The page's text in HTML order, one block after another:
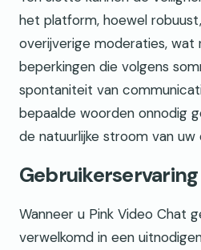
het platform, hoewel
overijverige moderaties, wat
beperkingen die volgens
spontaniteit van
bepaalde woorden onnodig
de natuurlijke stroom van
Gebruikerservaring
Wanneer u Pink Video Chat
verwelkomd in een